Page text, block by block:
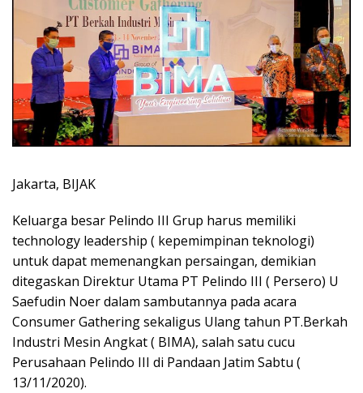
Jakarta, BIJAK
Keluarga besar Pelindo III Grup harus memiliki
technology leadership ( kepemimpinan teknologi)
untuk dapat memenangkan persaingan, demikian
ditegaskan Direktur Utama PT Pelindo III ( Persero) U
Saefudin Noer dalam sambutannya pada acara
Consumer Gathering sekaligus Ulang tahun PT.Berkah
Industri Mesin Angkat ( BIMA), salah satu cucu
Perusahaan Pelindo III di Pandaan Jatim Sabtu (
13/11/2020).